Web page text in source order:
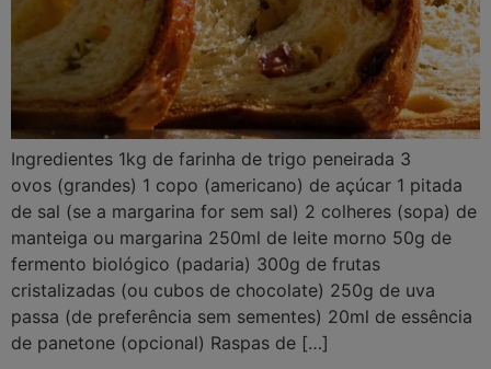
Ingredientes 1kg de farinha de trigo peneirada 3
ovos (grandes) 1 copo (americano) de açúcar 1 pitada
de sal (se a margarina for sem sal) 2 colheres (sopa) de
manteiga ou margarina 250ml de leite morno 50g de
fermento biológico (padaria) 300g de frutas
cristalizadas (ou cubos de chocolate) 250g de uva
passa (de preferência sem sementes) 20ml de essência
de panetone (opcional) Raspas de […]